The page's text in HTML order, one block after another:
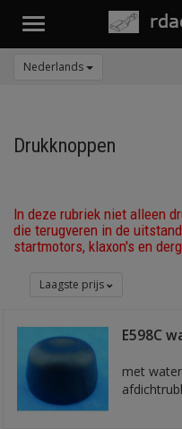
Toggle
Nederlands
Drukknoppen
In deze rubriek niet alleen
die terugveren in de
startmotors, klaxon's en
Laagste prijs
E598C
cover
met